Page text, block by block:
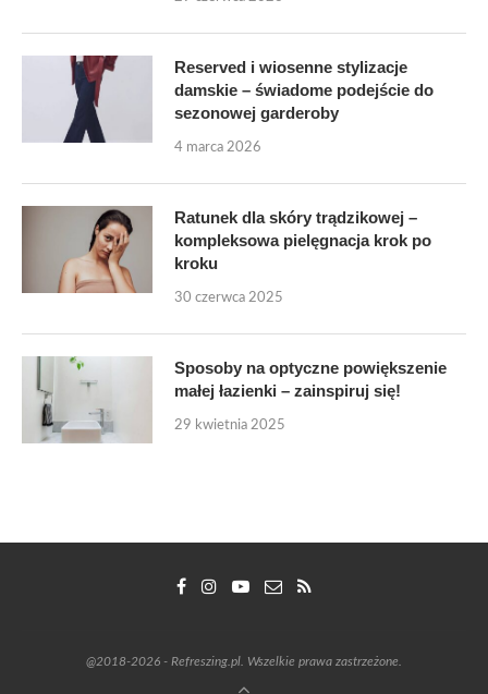
Reserved i wiosenne stylizacje
damskie – świadome podejście do
sezonowej garderoby
4 marca 2026
Ratunek dla skóry trądzikowej –
kompleksowa pielęgnacja krok po
kroku
30 czerwca 2025
Sposoby na optyczne powiększenie
małej łazienki – zainspiruj się!
29 kwietnia 2025
@2018-2026 - Refreszing.pl. Wszelkie prawa zastrzeżone.